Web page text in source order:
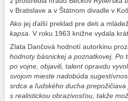
v Bratislave a v Štátnom divadle v
Ako jej ďalší preklad pre deti a
kapsa. V roku 1963 knižne vydala
Zlata Dančová hodnotí autorkinu
hodnoty básnickej a poznatkovej. Po
po vojne, objavili, talent opravdu
svojom mieste nadobúda
srdca a ľudského ducha
s realistickou obrazivosťou, takže